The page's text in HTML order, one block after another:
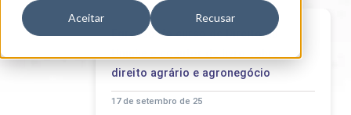
Aceitar Recusar
Egresso do curso de Direito da
direito agrário e agronegócio
17 de setembro de 25